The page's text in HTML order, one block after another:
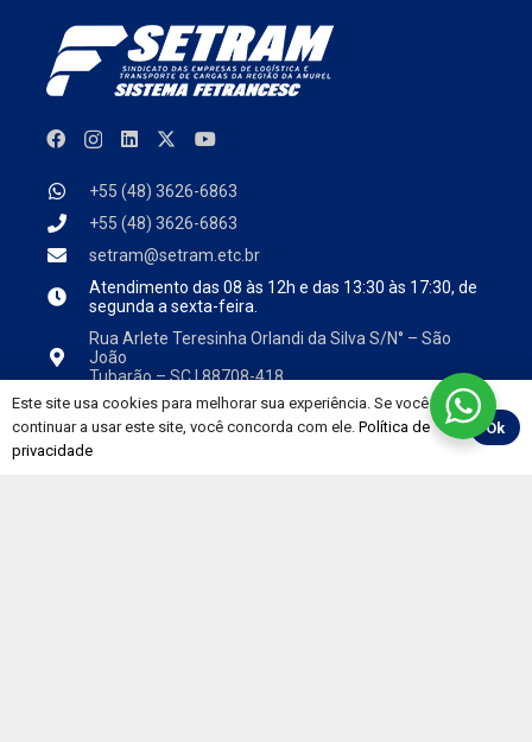
+55 (48) 3626-6863
+55 (48) 3626-6863
setram@setram.etc.br
Atendimento das 08 às 12h e das 13:30 às 17:30, de
segunda a sexta-feira.
Rua Arlete Teresinha Orlandi da Silva S/N° – São
João
Tubarão – SC | 88708-418
Institucional
Este site usa cookies para melhorar sua experiência. Se você
continuar a usar este site, você concorda com ele. Política de
privacidade
Ok